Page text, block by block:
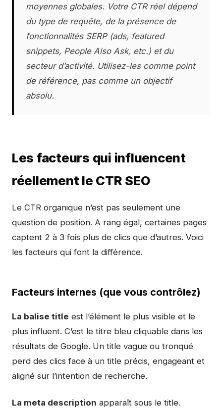
moyennes globales. Votre CTR réel dépend
du type de requête, de la présence de
fonctionnalités SERP (ads, featured
snippets, People Also Ask, etc.) et du
secteur d’activité. Utilisez-les comme point
de référence, pas comme un objectif
absolu.
Les facteurs qui influencent
réellement le CTR SEO
Le CTR organique n’est pas seulement une
question de position. A rang égal, certaines pages
captent 2 à 3 fois plus de clics que d’autres. Voici
les facteurs qui font la différence.
Facteurs internes (que vous contrôlez)
La balise title est l’élément le plus visible et le
plus influent. C’est le titre bleu cliquable dans les
résultats de Google. Un title vague ou tronqué
perd des clics face à un title précis, engageant et
aligné sur l’intention de recherche.
La meta description apparaît sous le title.